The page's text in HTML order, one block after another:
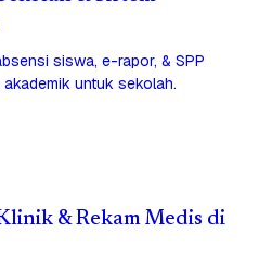
siswa, e-rapor, & SPP
untuk sekolah.
& Rekam Medis di